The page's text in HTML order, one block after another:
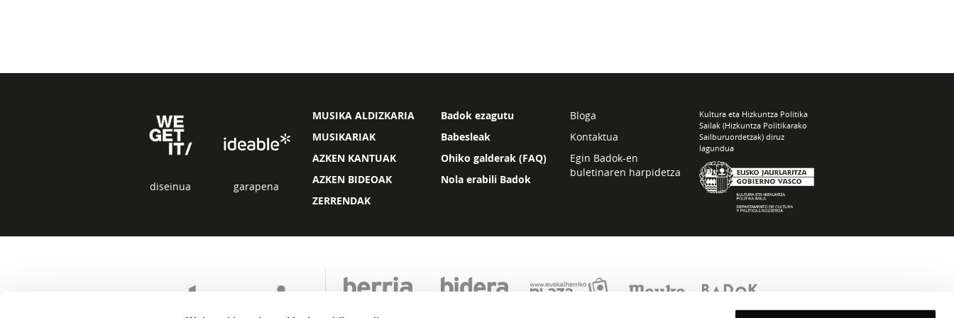
diseinua garapena
MUSIKA ALDIZKARIA
MUSIKARIAK
AZKEN KANTUAK
AZKEN BIDEOAK
ZERRENDAK
Badok ezagutu
Babesleak
Ohiko galderak (FAQ)
Nola erabili Badok
Bloga
Kontaktua
Egin Badok-en
buletinaren harpidetza
Kultura eta Hizkuntza Politika
Sailak (Hizkuntza Politikarako
Sailburuordetzak) diruz
lagundua